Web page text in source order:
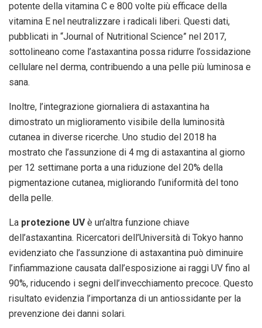
potente della vitamina C e 800 volte più efficace della
vitamina E nel neutralizzare i radicali liberi. Questi dati,
pubblicati in “Journal of Nutritional Science” nel 2017,
sottolineano come l’astaxantina possa ridurre l’ossidazione
cellulare nel derma, contribuendo a una pelle più luminosa e
sana.
Inoltre, l’integrazione giornaliera di astaxantina ha
dimostrato un miglioramento visibile della luminosità
cutanea in diverse ricerche. Uno studio del 2018 ha
mostrato che l’assunzione di 4 mg di astaxantina al giorno
per 12 settimane porta a una riduzione del 20% della
pigmentazione cutanea, migliorando l’uniformità del tono
della pelle.
La protezione UVè un’altra funzione chiave
dell’astaxantina. Ricercatori dell’Università di Tokyo hanno
evidenziato che l’assunzione di astaxantina può diminuire
l’infiammazione causata dall’esposizione ai raggi UV fino al
90%, riducendo i segni dell’invecchiamento precoce. Questo
risultato evidenzia l’importanza di un antiossidante per la
prevenzione dei danni solari.